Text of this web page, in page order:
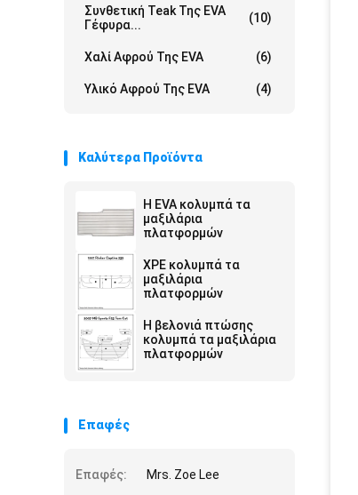
Συνθετική Teak Της EVA
Γέφυρα...
(10)
Χαλί Αφρού Της EVA (6)
Υλικό Αφρού Της EVA (4)
Καλύτερα Προϊόντα
Η EVA κολυμπά τα
μαξιλάρια
πλατφορμών
XPE κολυμπά τα
μαξιλάρια
πλατφορμών
Η βελονιά πτώσης
κολυμπά τα μαξιλάρια
πλατφορμών
Επαφές
Επαφές:
Mrs. Zoe Lee